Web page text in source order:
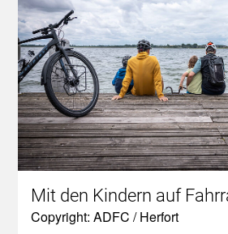
Mit den Kindern auf
Copyright: ADFC / Herfort